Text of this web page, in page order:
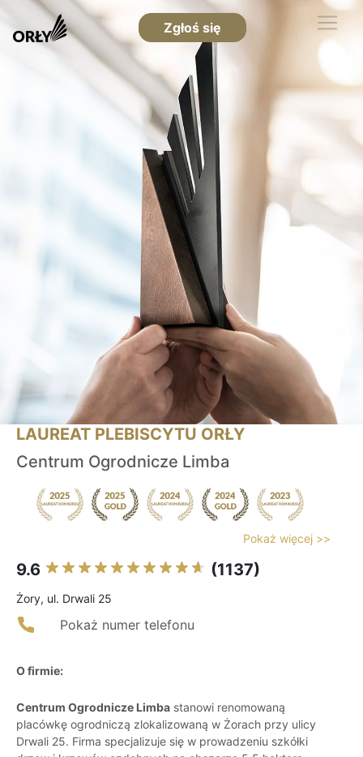
Zgłoś się
LAUREAT PLEBISCYTU ORŁY
Centrum Ogrodnicze Limba
Pokaż więcej >>
9.6 (1137)
Żory, ul. Drwali 25
Pokaż numer telefonu
O firmie:
Centrum Ogrodnicze Limba stanowi renomowaną
placówkę ogrodniczą zlokalizowaną w Żorach przy ulicy
Drwali 25. Firma specjalizuje się w prowadzeniu szkółki